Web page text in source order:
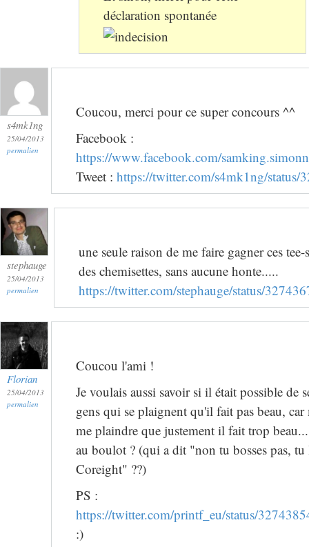
déclaration spontanée
s4mk1ng
25/04/2013
permalien
Coucou, merci pour ce super concours ^^
Facebook :
https://www.facebook.com/
Tweet : https://twitter.com/s4mk1ng/status/
stephauge
25/04/2013
permalien
une seule raison de me faire gagner ces
des chemisettes, sans aucune honte.....
https://twitter.com/stephauge/status/
Florian
25/04/2013
permalien
Coucou l'ami !
Je voulais aussi savoir si il était possible de
gens qui se plaignent qu'il fait pas beau,
me plaindre que justement il fait trop
au boulot ? (qui a dit "non tu bosses pas,
Coreight" ??)
PS :
https://twitter.com/printf_eu/status/
:)